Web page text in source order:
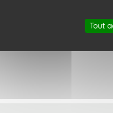
Tout
35,00 €